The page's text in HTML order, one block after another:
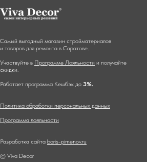
Самый выгодный магазин стройматериалов
и товаров для ремонта в Саратове.
Участвуйте в Программе Лояльности и получайте
скидки.
Работает программа Кешбэк до 3%.
Политика обработки персональных данных
Программа лояльности
Разработка сайта boris-pimenov.ru
© Viva Decor